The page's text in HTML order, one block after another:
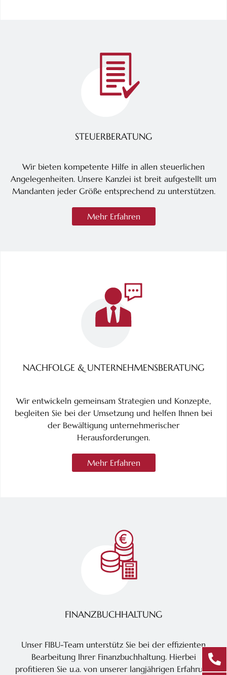
STEUERBERATUNG
Wir bieten kompetente Hilfe in allen steuerlichen
Angelegenheiten. Unsere Kanzlei ist breit aufgestellt um
Mandanten jeder Größe entsprechend zu unterstützen.
Mehr Erfahren
NACHFOLGE & UNTERNEHMENSBERATUNG
Wir entwickeln gemeinsam Strategien und Konzepte,
begleiten Sie bei der Umsetzung und helfen Ihnen bei
der Bewältigung unternehmerischer
Herausforderungen.
Mehr Erfahren
FINANZBUCHHALTUNG
Unser FIBU-Team unterstütz Sie bei der effizienten
Bearbeitung Ihrer Finanzbuchhaltung. Hierbei
profitieren Sie u.a. von unserer langjährigen Erfahrung